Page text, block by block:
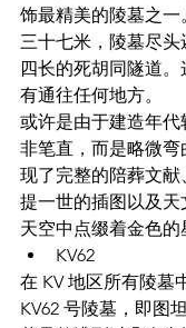
饰最精美的陵墓之
三十七米，陵墓尽
四长的死胡同隧道
有通往任何地方。
或许是由于建造年
非笔直，而是略微
现了完整的陪葬文
提一世的插图以及
天空中点缀着金色的
KV62
在 KV 地区所有陵墓
KV62 号陵墓，即图